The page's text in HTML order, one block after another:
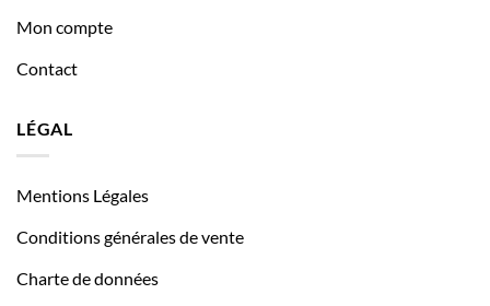
Mon compte
Contact
LÉGAL
Mentions Légales
Conditions générales de vente
Charte de données